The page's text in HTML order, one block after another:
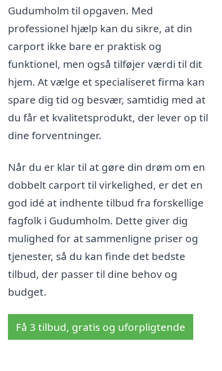
Gudumholm til opgaven. Med
professionel hjælp kan du sikre, at din
carport ikke bare er praktisk og
funktionel, men også tilføjer værdi til dit
hjem. At vælge et specialiseret firma kan
spare dig tid og besvær, samtidig med at
du får et kvalitetsprodukt, der lever op til
dine forventninger.
Når du er klar til at gøre din drøm om en
dobbelt carport til virkelighed, er det en
god idé at indhente tilbud fra forskellige
fagfolk i Gudumholm. Dette giver dig
mulighed for at sammenligne priser og
tjenester, så du kan finde det bedste
tilbud, der passer til dine behov og
budget.
Få 3 tilbud, gratis og uforpligtende